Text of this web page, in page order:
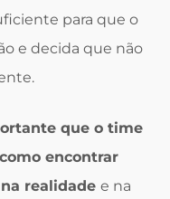
para que o
e decida que não
que o time
encontrar
realidade e na